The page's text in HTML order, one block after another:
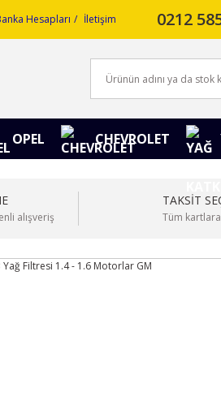
Hesapları İletişim 0212
OPEL CHEVROLET
alışveriş
TAKSİT
Tüm